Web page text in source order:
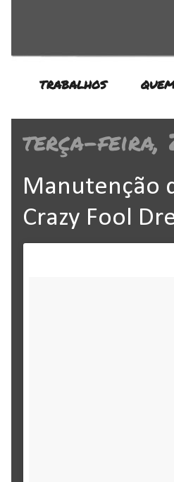
TRABALHOS
terça-feira,
Manutenção
Crazy Fool